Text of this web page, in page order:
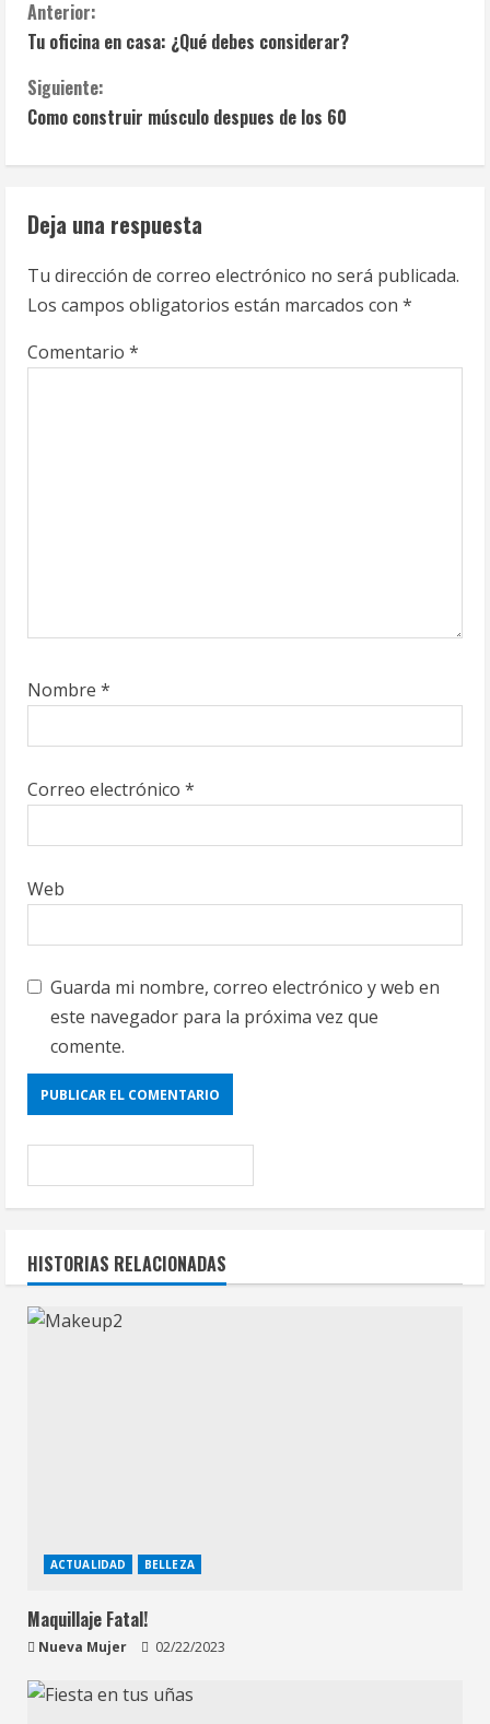
Anterior:
Tu oficina en casa: ¿Qué debes considerar?
Siguiente:
Como construir músculo despues de los 60
Deja una respuesta
Tu dirección de correo electrónico no será publicada.
Los campos obligatorios están marcados con *
Comentario *
Nombre *
Correo electrónico *
Web
Guarda mi nombre, correo electrónico y web en
este navegador para la próxima vez que
comente.
HISTORIAS RELACIONADAS
ACTUALIDAD BELLEZA
Maquillaje Fatal!
Nueva Mujer 02/22/2023